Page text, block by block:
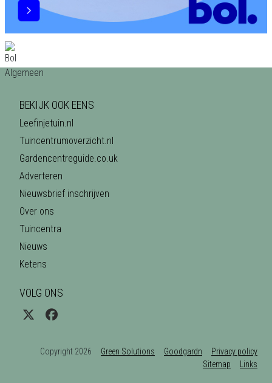
BEKIJK OOK EENS
Leefinjetuin.nl
Tuincentrumoverzicht.nl
Gardencentreguide.co.uk
Adverteren
Nieuwsbrief inschrijven
Over ons
Tuincentra
Nieuws
Ketens
VOLG ONS
Copyright 2026 Green Solutions Goodgardn
Privacy policy
Sitemap
Links